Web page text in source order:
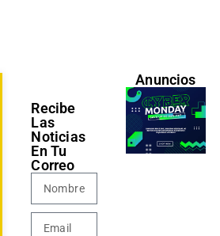
Recibe
Las
Noticias
En Tu
Correo
Anuncios